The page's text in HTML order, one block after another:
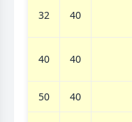
32 40
40 40
50 40